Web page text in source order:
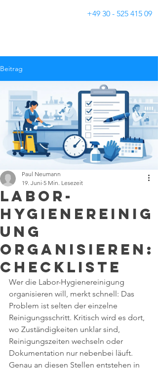
+49 30 - 525 415 09
Beitrag
Labor-
Hygienereinig
ung
organisieren:
Checkliste
Paul Neumann
19. Juni 5 Min. Lesezeit
Wer die Labor-Hygienereinigung
organisieren will, merkt schnell: Das
Problem ist selten der einzelne
Reinigungsschritt. Kritisch wird es dort,
wo Zuständigkeiten unklar sind,
Reinigungszeiten wechseln oder
Dokumentation nur nebenbei läuft.
Genau an diesen Stellen entstehen in